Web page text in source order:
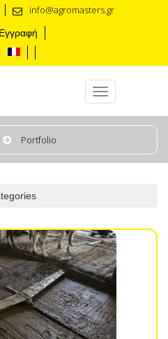
info@agromasters.gr
Εγγραφή
estiércol
Portfolio